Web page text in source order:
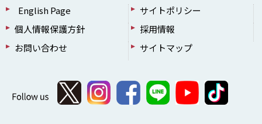
English Page
サイトポリシー
個人情報保護方針
採用情報
お問い合わせ
サイトマップ